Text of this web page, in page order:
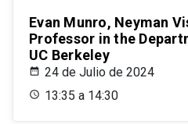
Evan Munro, Neyman
Professor in the
UC Berkeley
24 de Julio de 2024
13:35 a 14:30